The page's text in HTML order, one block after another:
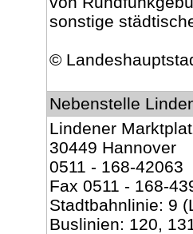
sonstige
©
Nebenstelle
Lindener
30449 Hannover
0511 - 168-42063
Fax 0511 - 168-
Stadtbahnlinie: 9
Buslinien: 120,